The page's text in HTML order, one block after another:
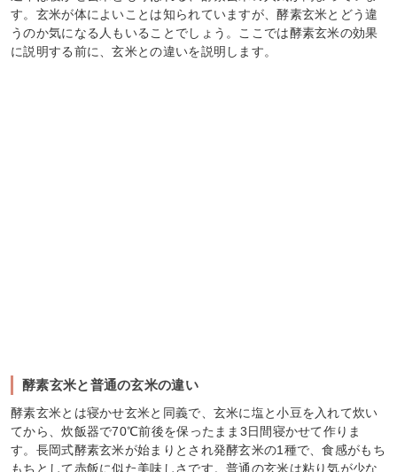
す。玄米が体によいことは知られていますが、酵素玄米とどう違
うのか気になる人もいることでしょう。ここでは酵素玄米の効果
に説明する前に、玄米との違いを説明します。
酵素玄米と普通の玄米の違い
酵素玄米とは寝かせ玄米と同義で、玄米に塩と小豆を入れて炊い
てから、炊飯器で70℃前後を保ったまま3日間寝かせて作りま
す。長岡式酵素玄米が始まりとされ発酵玄米の1種で、食感がもち
もちとして赤飯に似た美味しさです。普通の玄米は粘り気が少な